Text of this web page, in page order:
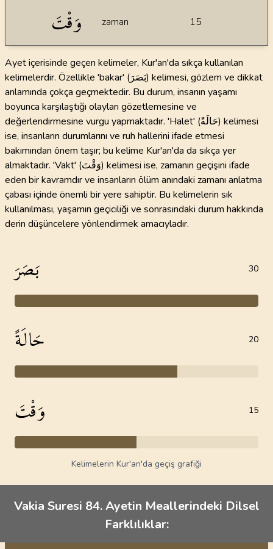
وَقْتَ zaman 15
Ayet içerisinde geçen kelimeler, Kur'an'da sıkça kullanılan
kelimelerdir. Özellikle 'bakar' (بَصَرَ) kelimesi, gözlem ve dikkat
anlamında çokça geçmektedir. Bu durum, insanın yaşamı
boyunca karşılaştığı olayları gözetlemesine ve
değerlendirmesine vurgu yapmaktadır. 'Halet' (حَالَةً) kelimesi
ise, insanların durumlarını ve ruh hallerini ifade etmesi
bakımından önem taşır; bu kelime Kur'an'da da sıkça yer
almaktadır. 'Vakt' (وَقْتَ) kelimesi ise, zamanın geçişini ifade
eden bir kavramdır ve insanların ölüm anındaki zamanı anlatma
çabası içinde önemli bir yere sahiptir. Bu kelimelerin sık
kullanılması, yaşamın geçiciliği ve sonrasındaki durum hakkında
derin düşüncelere yönlendirmek amacıyladır.
بَصَرَ 30
حَالَةً 20
وَقْتَ 15
Kelimelerin Kur'an'da geçiş grafiği
Vakia Suresi 84. Ayetin Meallerindeki Dilsel
Farklılıklar: